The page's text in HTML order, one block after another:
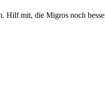
Hilf mit, die Migros noch